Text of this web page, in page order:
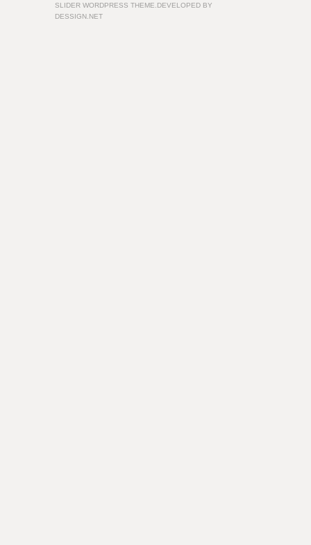
SLIDER WORDPRESS THEME.DEVELOPED BY
DESSIGN.NET